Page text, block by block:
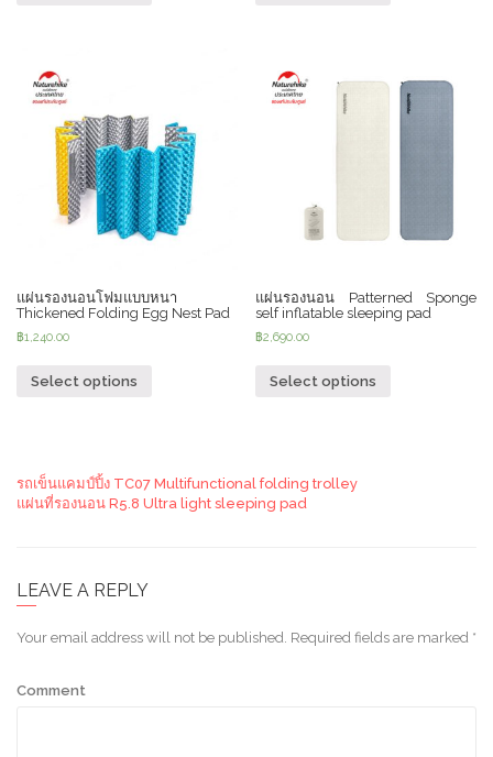
แผ่นรองนอนโฟมแบบหนา
Thickened Folding Egg Nest Pad
฿1,240.00
Select options
แผ่นรองนอน Patterned Sponge
self inflatable sleeping pad
฿2,690.00
Select options
รถเข็นแคมป์ปิ้ง TC07 Multifunctional folding trolley
แผ่นที่รองนอน R5.8 Ultra light sleeping pad
LEAVE A REPLY
Your email address will not be published. Required fields are marked *
Comment